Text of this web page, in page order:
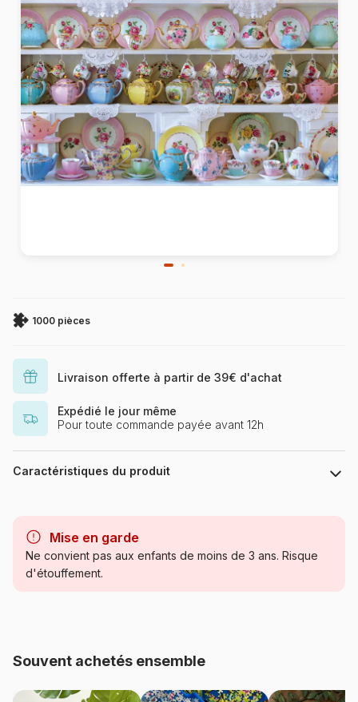
1000 pièces
Livraison offerte à partir de 39€ d'achat
Expédié le jour même
Pour toute commande payée avant 12h
Caractéristiques du produit
Catégorie Puzzles - Déco et Objets
Référence Eurographics-6000-5341
Mise en garde
Ne convient pas aux enfants de moins de 3 ans. Risque
d'étouffement.
Souvent achetés ensemble